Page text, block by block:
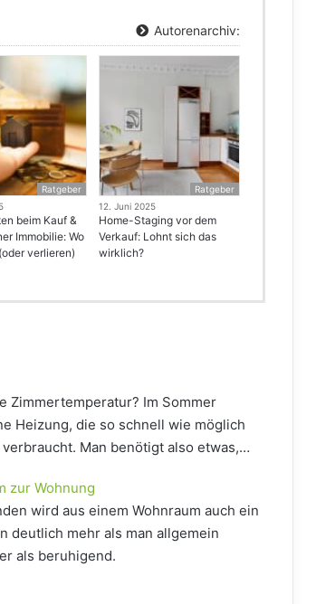
Autorenarchiv:
Ratgeber
beim Kauf &
Immobilie: Wo
verlieren)
Ratgeber
12. Juni 2025
Home-Staging vor dem
Verkauf: Lohnt sich das
wirklich?
Zimmertemperatur? Im Sommer
Heizung, die so schnell wie möglich
Man benötigt also etwas,…
zur Wohnung
wird aus einem Wohnraum auch ein
deutlich mehr als man allgemein
als beruhigend.